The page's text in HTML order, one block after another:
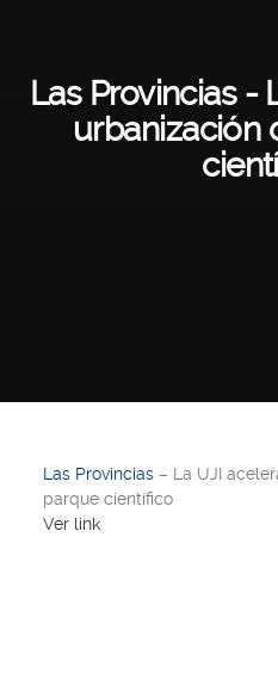
Las Provincias -
urbanización
Las Provincias – La UJI
parque científico
Ver link